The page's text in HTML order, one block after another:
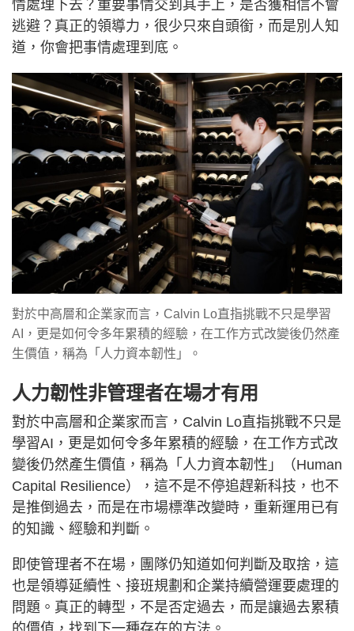
情處理下去？重要事情交到其手上，是否獲相信不會
逃避？真正的領導力，很少只來自頭銜，而是別人知
道，你會把事情處理到底。
對於中高層和企業家而言，Calvin Lo直指挑戰不只是學習
AI，更是如何令多年累積的經驗，在工作方式改變後仍然產
生價值，稱為「人力資本韌性」。
人力韌性非管理者在場才有用
對於中高層和企業家而言，Calvin Lo直指挑戰不只是
學習AI，更是如何令多年累積的經驗，在工作方式改
變後仍然產生價值，稱為「人力資本韌性」（Human
Capital Resilience），這不是不停追趕新科技，也不
是推倒過去，而是在市場標準改變時，重新運用已有
的知識、經驗和判斷。
即使管理者不在場，團隊仍知道如何判斷及取捨，這
也是領導延續性、接班規劃和企業持續營運要處理的
問題。真正的轉型，不是否定過去，而是讓過去累積